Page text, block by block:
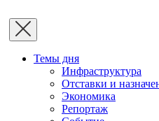
Темы дня
Инфраструктура
Отставки и
Экономика
Репортаж